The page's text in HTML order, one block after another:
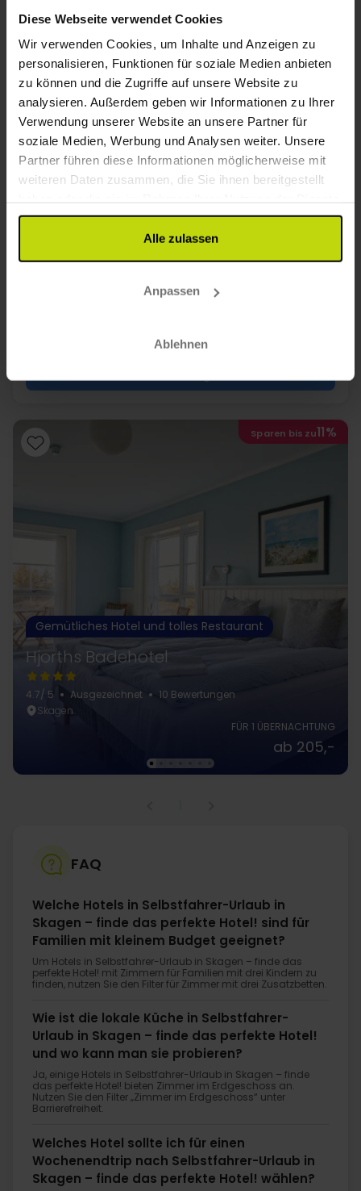
Diese Webseite verwendet Cookies
Wir verwenden Cookies, um Inhalte und Anzeigen zu
personalisieren, Funktionen für soziale Medien anbieten
zu können und die Zugriffe auf unsere Website zu
analysieren. Außerdem geben wir Informationen zu Ihrer
Verwendung unserer Website an unsere Partner für
soziale Medien, Werbung und Analysen weiter. Unsere
Partner führen diese Informationen möglicherweise mit
weiteren Daten zusammen, die Sie ihnen bereitgestellt
gesammelt haben.
Alle zulassen
Anpassen
Ablehnen
Idyllisches Skagerak & Kattegat erleben
Skagen Hotel
4.5 Ausgezeichnet243 Bewertungen
Skagen
Inkl. Halbpension
Gratis Parken am Hotel
Sparen bis zu11%
Gemütliches Hotel und tolles Restaurant
Hjorths Badehotel
4.7/ 5 Ausgezeichnet
10 Bewertungen
Skagen
FÜR 1 ÜBERNACHTUNG
ab 205,-
FAQ
Welche Hotels in Selbstfahrer-Urlaub in
Skagen – finde das perfekte Hotel! sind für
Familien mit kleinem Budget geeignet?
Um Hotels in Selbstfahrer-Urlaub in Skagen – finde das
perfekte Hotel! mit Zimmern für Familien mit drei Kindern zu
finden, nutzen Sie den Filter für Zimmer mit drei Zusatzbetten.
Wie ist die lokale Küche in Selbstfahrer-
Urlaub in Skagen – finde das perfekte Hotel!
und wo kann man sie probieren?
Ja, einige Hotels in Selbstfahrer-Urlaub in Skagen – finde
das perfekte Hotel! bieten Zimmer im Erdgeschoss an.
Nutzen Sie den Filter „Zimmer im Erdgeschoss“ unter
Barrierefreiheit.
Welches Hotel sollte ich für einen
Wochenendtrip nach Selbstfahrer-Urlaub in
Skagen – finde das perfekte Hotel! wählen?